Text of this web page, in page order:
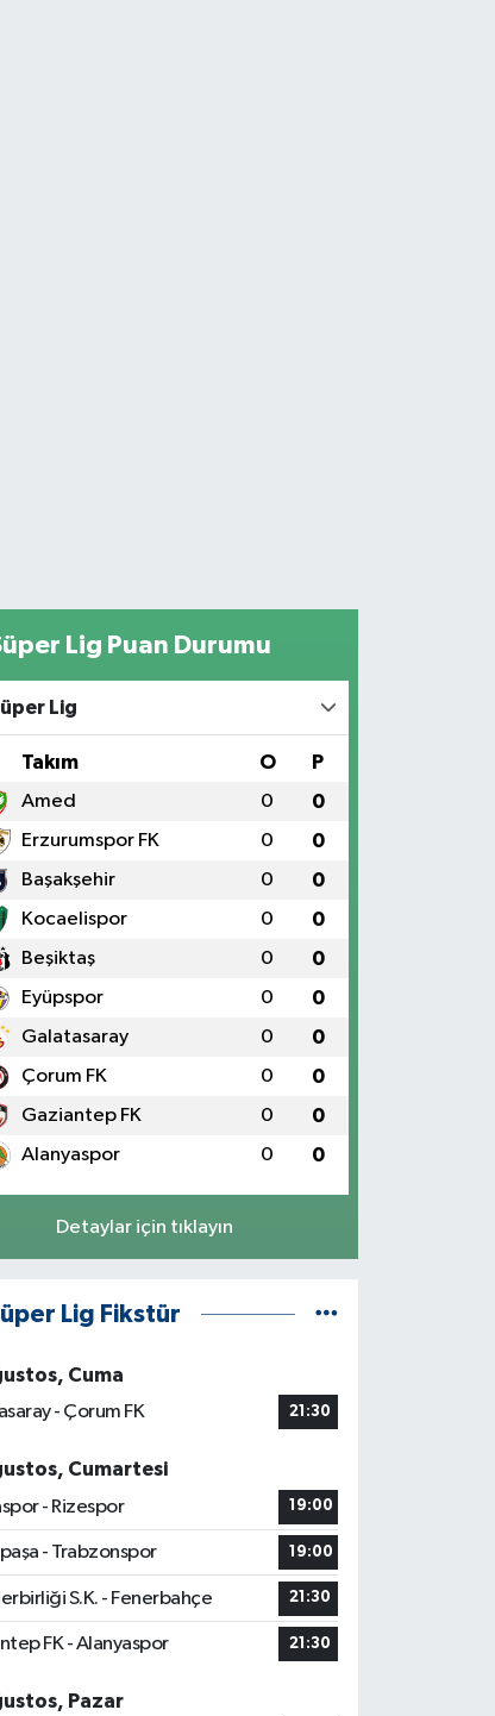
Lig Puan Durumu
Lig
Takım O P
Amed 0 0
Erzurumspor FK 0 0
Başakşehir 0 0
Kocaelispor 0 0
Beşiktaş 0 0
Eyüpspor 0 0
Galatasaray 0 0
Çorum FK 0 0
Gaziantep FK 0 0
Alanyaspor 0 0
Detaylar için tıklayın
Lig Fikstür
Cuma
- Çorum FK
21:30
Cumartesi
- Rizespor
19:00
- Trabzonspor 19:00
S.K. - Fenerbahçe 21:30
FK - Alanyaspor 21:30
Pazar